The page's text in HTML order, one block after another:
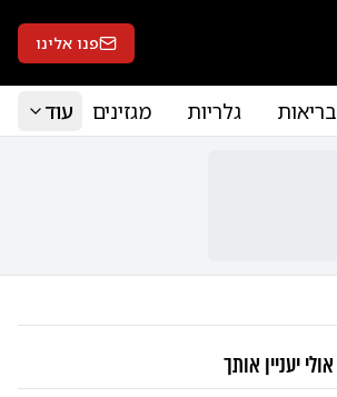
פנו אלינו
בריאות גלריות מגזינים עוד
אולי יעניין אותך